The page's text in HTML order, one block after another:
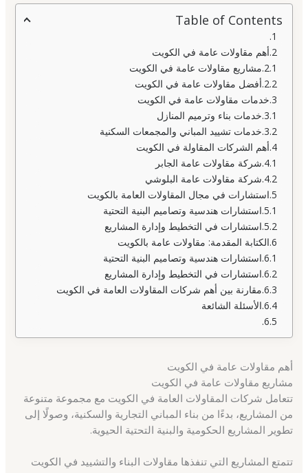
Table of Contents
أهم مقاولات عامة في الكويت
مشاريع مقاولات عامة في الكويت
أفضل مقاولات عامة في الكويت
خدمات مقاولات عامة في الكويت
خدمات بناء وترميم المنازل
خدمات تشييد المباني والمجمعات السكنية
أهم الشركات المقاولة في الكويت
شركة مقاولات عامة الجابر
شركة مقاولات عامة البلوشي
استشارات في مجال المقاولات العامة بالكويت
استشارات هندسية وتصاميم البنية التحتية
استشارات في التخطيط وإدارة المشاريع
الكتابة المقدمة: مقاولات عامة بالكويت
استشارات هندسية وتصاميم البنية التحتية
استشارات في التخطيط وإدارة المشاريع
مقارنة بين أهم شركات المقاولات العامة في الكويت
الأسئلة الشائعة
أهم مقاولات عامة في الكويت
مشاريع مقاولات عامة في الكويت
تتعامل شركات المقاولات العامة في الكويت مع مجموعة متنوعة
من المشاريع، بدءًا من بناء المباني التجارية والسكنية، وصولًا إلى
تطوير المشاريع الحكومية والبنية التحتية الحيوية.
تتمتع المشاريع التي تنفذها مقاولات البناء والتشييد في الكويت